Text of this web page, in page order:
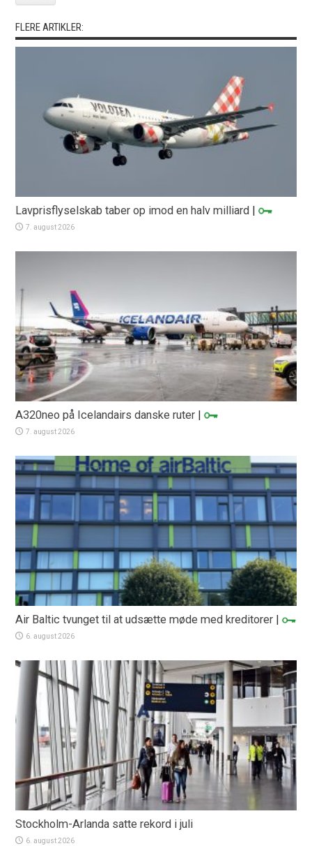
FLERE ARTIKLER:
Lavprisflyselskab taber op imod en halv milliard |
7. august 2026
A320neo på Icelandairs danske ruter |
7. august 2026
Air Baltic tvunget til at udsætte møde med kreditorer |
6. august 2026
Stockholm-Arlanda satte rekord i juli
6. august 2026